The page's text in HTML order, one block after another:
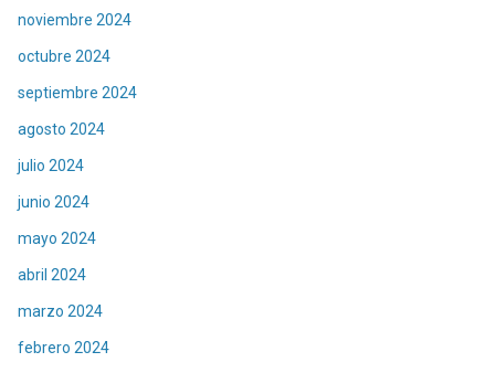
noviembre 2024
octubre 2024
septiembre 2024
agosto 2024
julio 2024
junio 2024
mayo 2024
abril 2024
marzo 2024
febrero 2024